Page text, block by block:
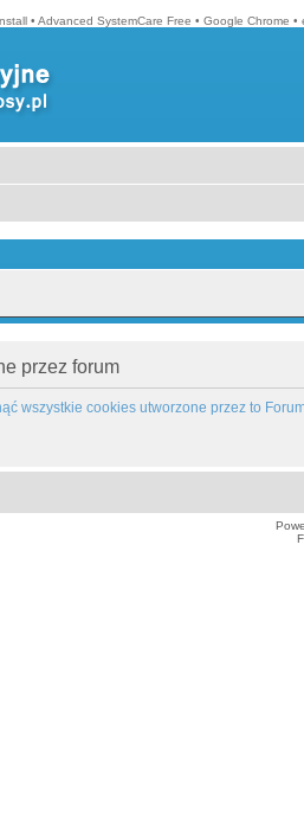
• Advanced SystemCare Free • Google Chrome •
przez forum
wszystkie cookies utworzone przez to